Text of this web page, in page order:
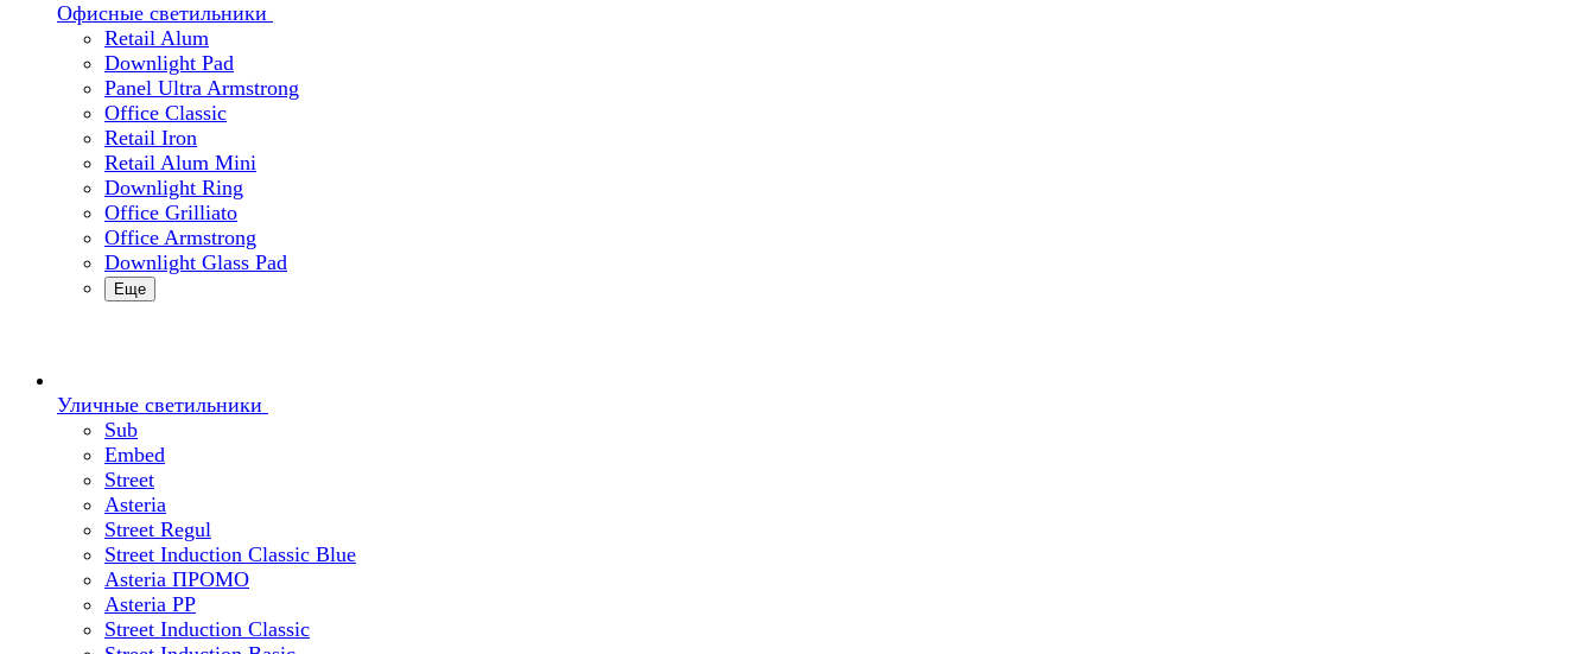
Офисные светильники
Retail Alum
Downlight Pad
Panel Ultra Armstrong
Office Classic
Retail Iron
Retail Alum Mini
Downlight Ring
Office Grilliato
Office Armstrong
Downlight Glass Pad
Еще
Уличные светильники
Sub
Embed
Street
Asteria
Street Regul
Street Induction Classic Blue
Asteria ПРОМО
Asteria PP
Street Induction Classic